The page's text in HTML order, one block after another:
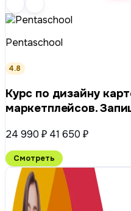
Pentaschool
4.8
Курс по дизайну
маркетплейсов.
24 990 ₽ 41 650 ₽
Смотреть